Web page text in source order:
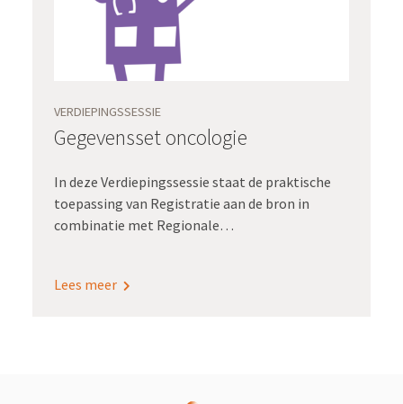
VERDIEPINGSSESSIE
Gegevensset oncologie
In deze Verdiepingssessie staat de praktische
toepassing van Registratie aan de bron in
combinatie met Regionale
bij Registratie aan de bron, presenteren
Hersentumorcentrum Amsterdam (onderdeel
Lees meer